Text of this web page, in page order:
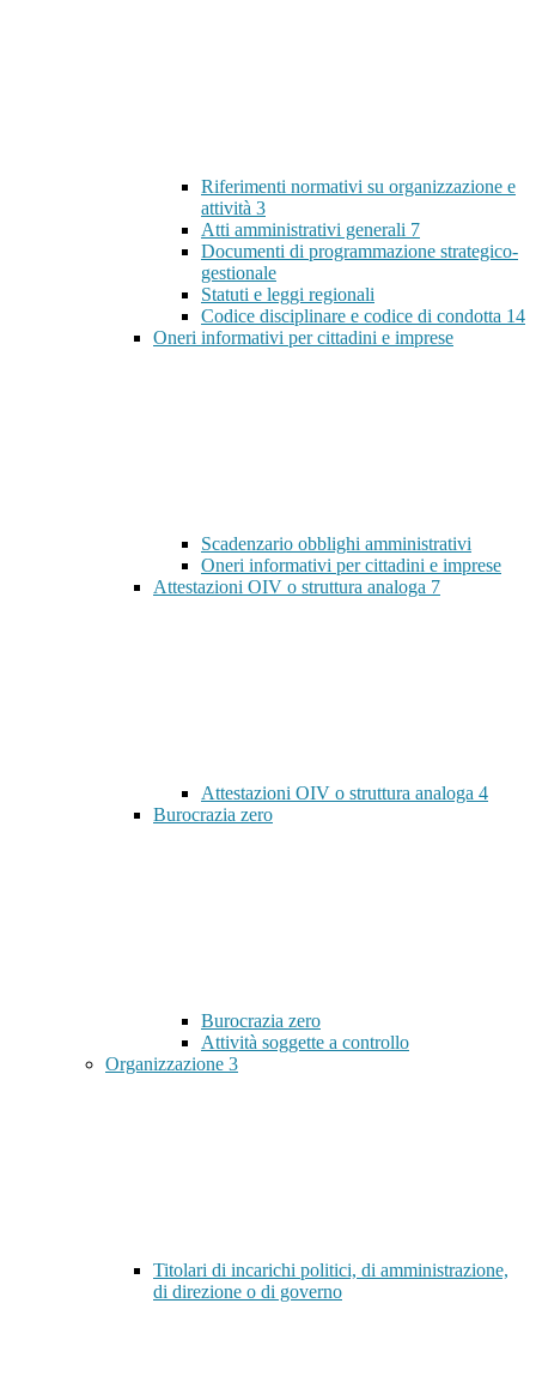
Riferimenti normativi su organizzazione e
attività 3
Atti amministrativi generali 7
Documenti di programmazione strategico-
gestionale
Statuti e leggi regionali
Codice disciplinare e codice di condotta 14
Oneri informativi per cittadini e imprese
Scadenzario obblighi amministrativi
Oneri informativi per cittadini e imprese
Attestazioni OIV o struttura analoga 7
Attestazioni OIV o struttura analoga 4
Burocrazia zero
Burocrazia zero
Attività soggette a controllo
Organizzazione 3
Titolari di incarichi politici, di amministrazione,
di direzione o di governo